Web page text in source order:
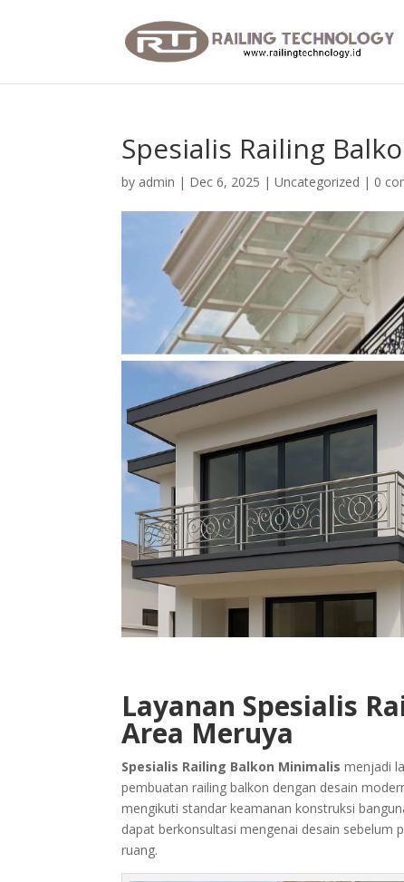
Spesialis Railing
by admin | Dec 6, 2025 |Uncategorized | 0
Layanan Spesialis
Area Meruya
Spesialis Railing Balkon Minimalis menjadi
pembuatan railing balkon dengan desain
mengikuti standar keamanan konstruksi
dapat berkonsultasi mengenai desain sebelum
ruang.